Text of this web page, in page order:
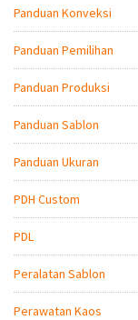
Panduan Konveksi
Panduan Pemilihan
Panduan Produksi
Panduan Sablon
Panduan Ukuran
PDH Custom
PDL
Peralatan Sablon
Perawatan Kaos